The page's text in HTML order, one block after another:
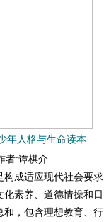
年人格与生命读本
者:谭棋介
构成适应现代社会要求
化素养、道德情操和日
和，包含理想教育、行